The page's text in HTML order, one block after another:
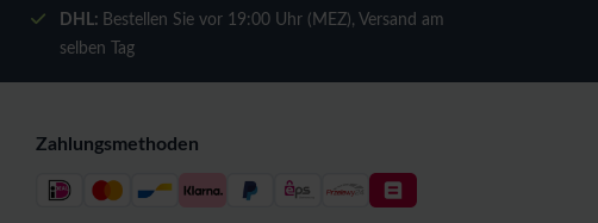
DHL: Bestellen Sie vor 19:00 Uhr (MEZ), Versand am
selben Tag
Zahlungsmethoden